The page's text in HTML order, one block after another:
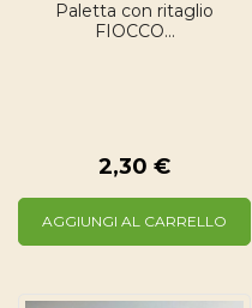
Paletta con ritaglio
FIOCCO...
2,30 €
AGGIUNGI AL CARRELLO